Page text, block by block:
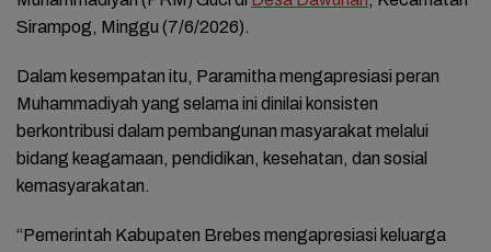
Sirampog, Minggu (7/6/2026).
Dalam kesempatan itu, Paramitha mengapresiasi peran
Muhammadiyah yang selama ini dinilai konsisten
berkontribusi dalam pembangunan masyarakat melalui
bidang keagamaan, pendidikan, kesehatan, dan sosial
kemasyarakatan.
“Pemerintah Kabupaten Brebes mengapresiasi keluarga